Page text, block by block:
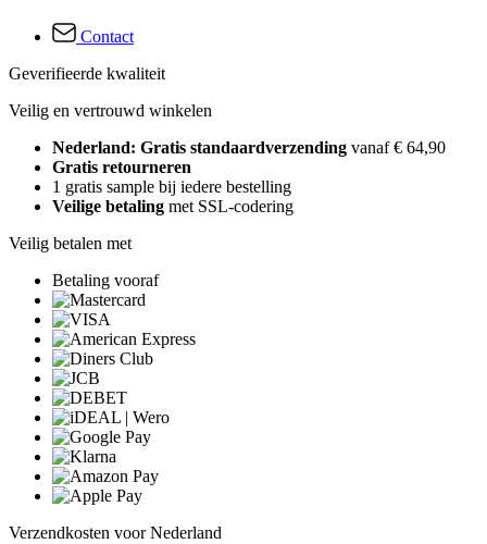
Contact
Geverifieerde kwaliteit
Veilig en vertrouwd winkelen
Nederland: Gratis standaardverzending vanaf € 64,90
Gratis retourneren
1 gratis sample bij iedere bestelling
Veilige betaling met SSL-codering
Veilig betalen met
Betaling vooraf
Verzendkosten voor Nederland